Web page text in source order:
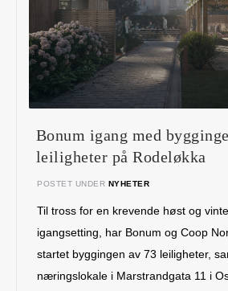
Bonum igang med
leiligheter på Rodeløkka
POSTET UNDER NYHETER
Til tross for en krevende høst og
igangsetting, har Bonum og Coop
startet byggingen av 73 leiligheter,
næringslokale i Marstrandgata 11 i